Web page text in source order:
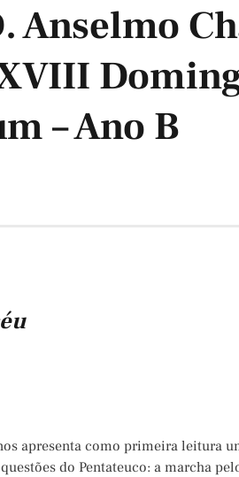
Anselmo
– Ano B
apresenta como primeira leitura
do Pentateuco: a marcha